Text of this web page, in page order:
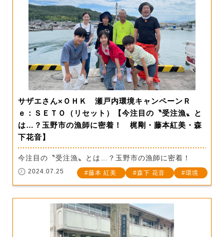
サザエさん×ＯＨＫ 瀬戸内環境キャンペーンＲ
ｅ：ＳＥＴＯ（リセット）【今注目の〝受注漁〟と
は…？玉野市の漁師に密着！ 梶剛・藤本紅美・森
下花音】
今注目の〝受注漁〟とは…？玉野市の漁師に密着！
2024.07.25 藤本 紅美 森下 花音 環境